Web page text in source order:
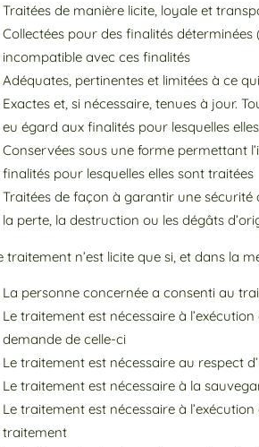
Traitées de manière licite, loyale et
Collectées pour des finalités
incompatible avec ces finalités
Adéquates, pertinentes et limitées à ce
Exactes et, si nécessaire, tenues à jour.
eu égard aux finalités pour lesquelles
Conservées sous une forme permettant
finalités pour lesquelles elles sont traitées
Traitées de façon à garantir une
la perte, la destruction ou les dégâts
traitement n’est licite que si, et dans la
La personne concernée a consenti au
Le traitement est nécessaire à
demande de celle-ci
Le traitement est nécessaire au respect
Le traitement est nécessaire à la
Le traitement est nécessaire à
traitement